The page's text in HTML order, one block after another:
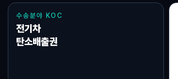
수송분야 KOC
전기차
탄소배출권